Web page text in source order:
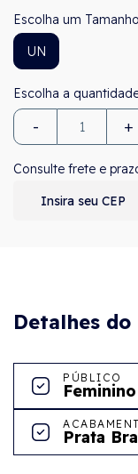
Tamanho
UN
- +
Consulte frete e
Detalhes
PÚBLICO
Feminino
Prata